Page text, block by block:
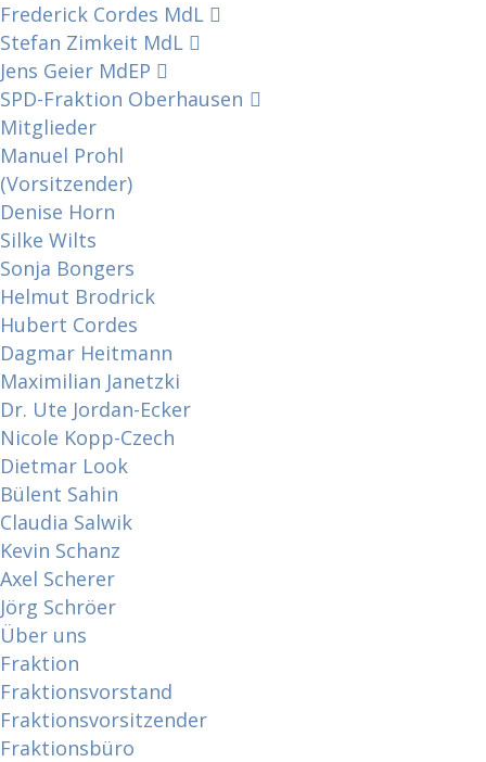
Frederick Cordes MdL
Stefan Zimkeit MdL
Jens Geier MdEP
SPD-Fraktion Oberhausen
Mitglieder
Manuel Prohl
(Vorsitzender)
Denise Horn
Silke Wilts
Sonja Bongers
Helmut Brodrick
Hubert Cordes
Dagmar Heitmann
Maximilian Janetzki
Dr. Ute Jordan-Ecker
Nicole Kopp-Czech
Dietmar Look
Bülent Sahin
Claudia Salwik
Kevin Schanz
Axel Scherer
Jörg Schröer
Über uns
Fraktion
Fraktionsvorstand
Fraktionsvorsitzender
Fraktionsbüro